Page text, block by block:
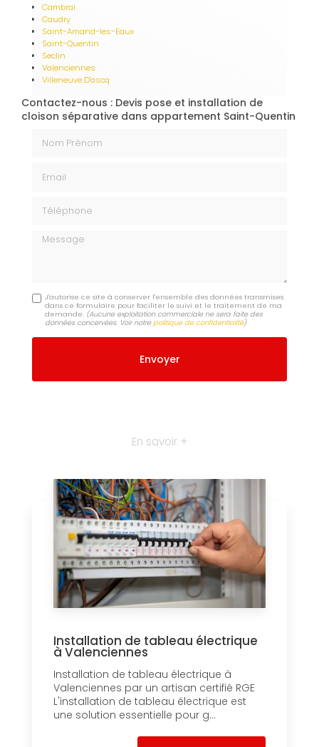
Cambrai
Caudry
Saint-Amand-les-Eaux
Saint-Quentin
Seclin
Valenciennes
Villeneuve D'ascq
Contactez-nous : Devis pose et installation de
cloison séparative dans appartement Saint-Quentin
Message
J'autorise ce site à conserver l'ensemble des données transmises
dans ce formulaire pour faciliter le suivi et le traitement de ma
demande. (Aucune exploitation commerciale ne sera faite des
données concervées. Voir notrepolitique de confidentialité)
En savoir +
Installation de tableau électrique
à Valenciennes
Installation de tableau électrique à
Valenciennes par un artisan certifié RGE
L'installation de tableau électrique est
une solution essentielle pour g...